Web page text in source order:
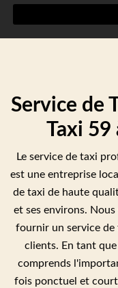
Service de
Taxi 59
Le service de taxi
est une entreprise
de taxi de haute
et ses environs.
fournir un service de
clients. En tant
comprends
fois ponctuel et